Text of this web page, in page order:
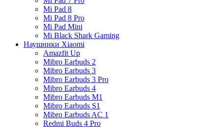
Mi Pad 8
Mi Pad 8 Pro
Mi Pad Mini
Mi Black Shark Gaming
Наушники Xiaomi
Amazfit Up
Mibro Earbuds 2
Mibro Earbuds 3
Mibro Earbuds 3 Pro
Mibro Earbuds 4
Mibro Earbuds M1
Mibro Earbuds S1
Mibro Earbuds AC 1
Redmi Buds 4 Pro